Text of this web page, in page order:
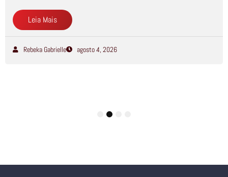
Leia Mais
Rebeka Gabrielle agosto 4, 2026